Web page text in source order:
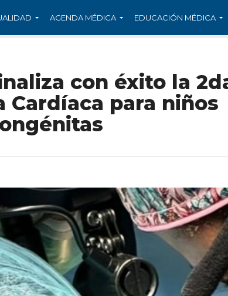
AGENDA MÉDICA EDUCACIÓN MÉDICA
con éxito la
para niños